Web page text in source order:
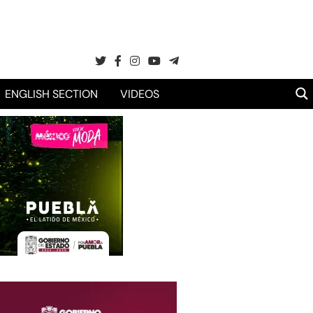
ENGLISH SECTION VIDEOS